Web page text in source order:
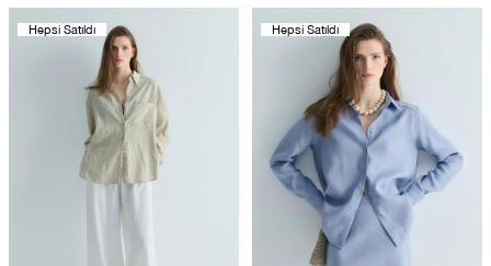
Hepsi Satıldı Hepsi Satıldı